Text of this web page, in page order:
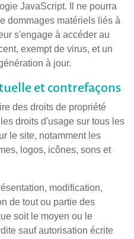
JavaScript. Il ne pourra
dommages matériels liés à
s'engage à accéder au
exempt de virus, et un
à jour.
et contrefaçons
des droits de propriété
droits d'usage sur tous les
le site, notamment les
logos, icônes, sons et
modification,
de tout ou partie des
soit le moyen ou le
sauf autorisation écrite